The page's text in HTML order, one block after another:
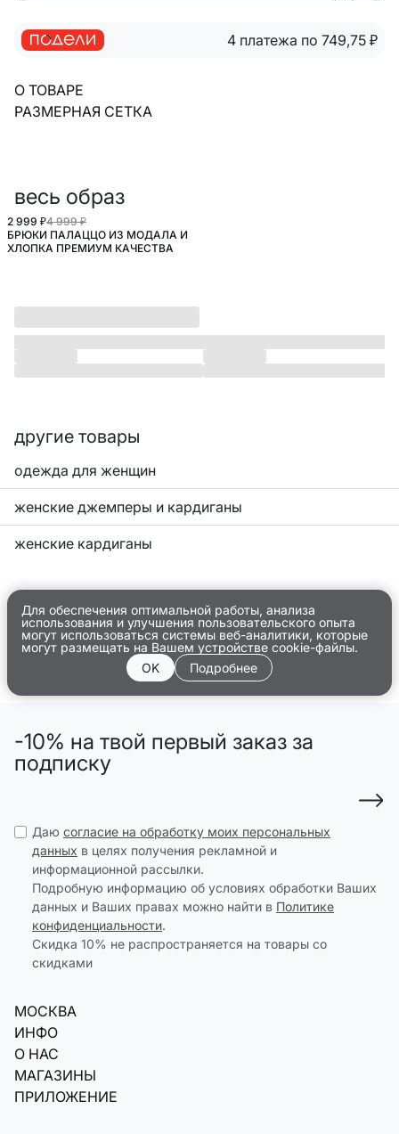
4 платежа по 749,75 ₽
О ТОВАРЕ
РАЗМЕРНАЯ СЕТКА
весь образ
SELA.PREMIUM
2 999 ₽4 999 ₽
БРЮКИ ПАЛАЦЦО ИЗ МОДАЛА И
ХЛОПКА ПРЕМИУМ КАЧЕСТВА
другие товары
одежда для женщин
женские джемперы и кардиганы
женские кардиганы
Для обеспечения оптимальной работы, анализа
использования и улучшения пользовательского опыта
могут использоваться системы веб-аналитики, которые
могут размещать на Вашем устройстве cookie-файлы.
OK
Подробнее
-10% на твой первый заказ за
подписку
Даю согласие на обработку моих персональных
данных в целях получения рекламной и
информационной рассылки.
Подробную информацию об условиях обработки Ваших
данных и Ваших правах можно найти в Политике
конфиденциальности.
Скидка 10% не распространяется на товары со
скидками
МОСКВА
ИНФО
О НАС
МАГАЗИНЫ
ПРИЛОЖЕНИЕ